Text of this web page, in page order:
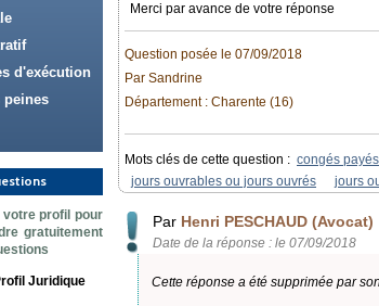
d'exécution
peines
votre profil pour
gratuitement
Juridique
Merci par avance de votre réponse
Question posée le 07/09/2018
Par Sandrine
Département : Charente (16)
Mots clés de cette question : congés payés
jours ouvrables ou jours ouvrés
jours
Par Henri PESCHAUD (Avocat)
Date de la réponse : le 07/09/2018
Cette réponse a été supprimée par